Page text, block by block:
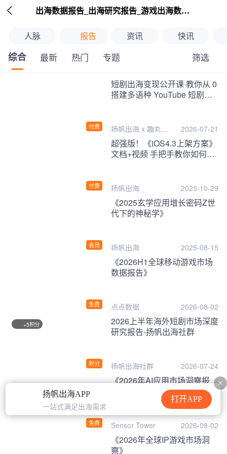
扬帆出海APP
一站式满足出海需求
打开APP
 出海数据报告_出海研究报告_游戏出海数据报告_海外趋势分析-扬帆出海
人脉 报告 资讯 快讯
综合 最新 热门 专题 筛选
继续下拉刷新
付费
短剧出海变现公开课·教你从 0
搭建多语种 YouTube 短剧频
扬帆出海 x 趣丸千 2026-07-21
付费
超强版！《iOS4.3上架方案》
文档+视频 手把手教你如何一
扬帆出海 2025-10-29
会员
《2025玄学应用增长密码Z世
代下的神秘学》
扬帆出海 2025-08-15
免费
《2026H1全球移动游戏市场
数据报告》
点点数据 2026-08-02
+5积分
积分
2026上半年海外短剧市场深度
研究报告-扬帆出海社群
扬帆出海社群 2026-07-24
免费
《2026年AI应用市场洞察报
Sensor Tower 2026-08-02
《2026年全球IP游戏市场洞
察》